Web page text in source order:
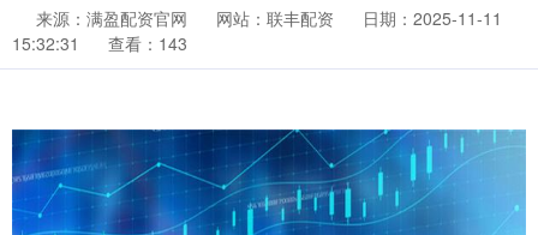
来源：满盈配资官网 网站：联丰配资
日期：2025-11-11
15:32:31
查看：143